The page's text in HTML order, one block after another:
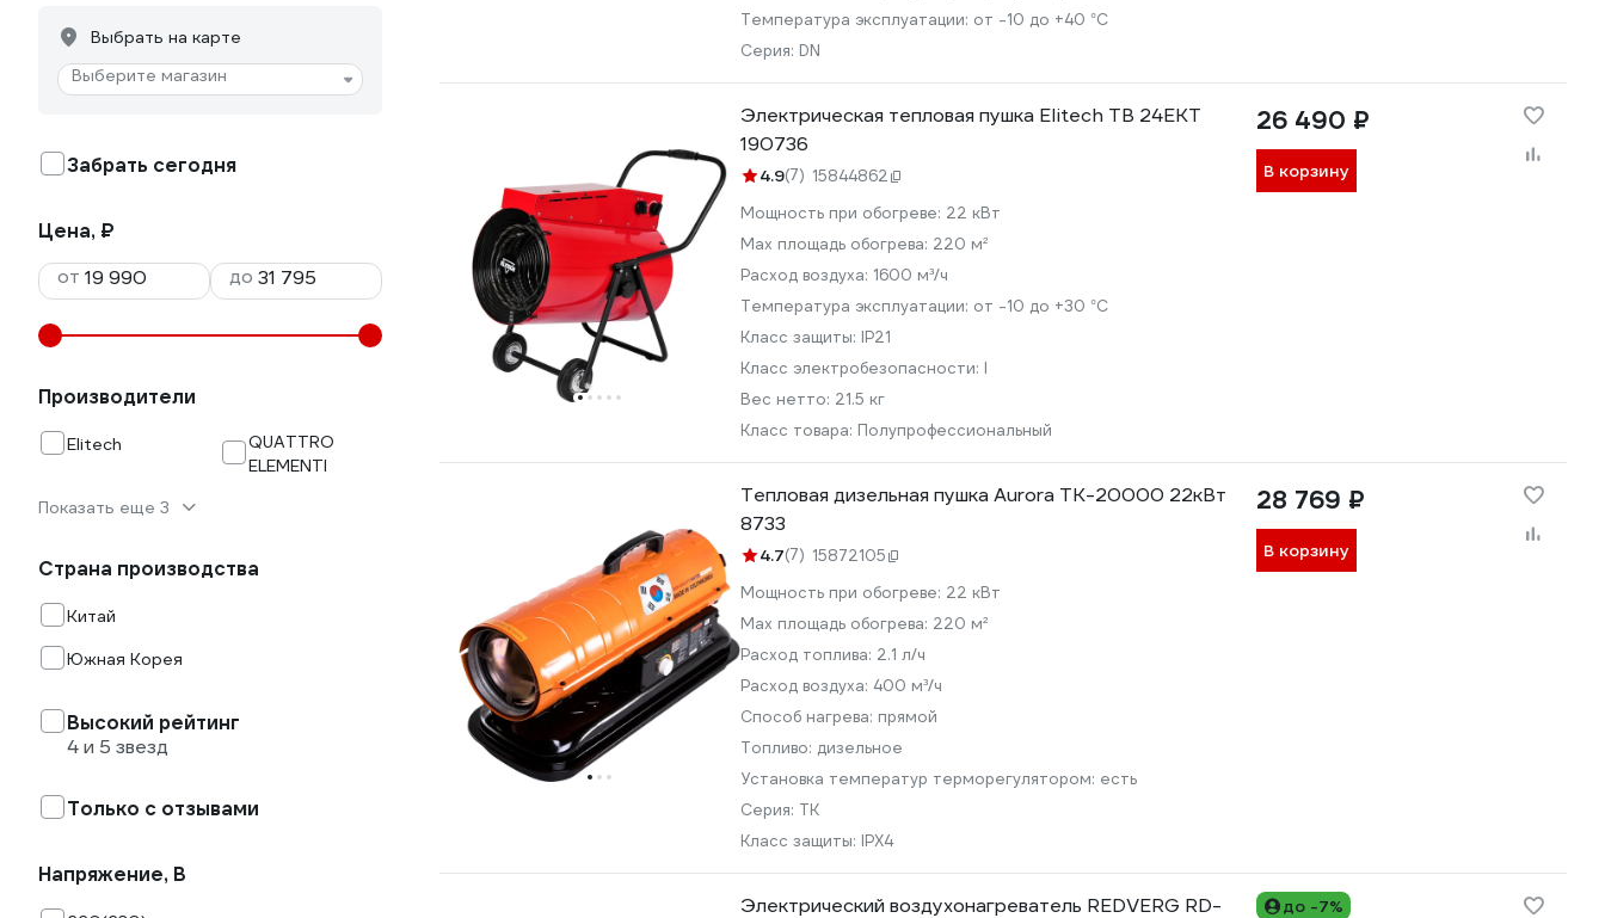
Выбрать на карте
Выберите магазин
Забрать сегодня
Цена, ₽
от
до
Производители
Elitech
QUATTRO
ELEMENTI
Показать еще 3
Страна производства
Китай
Южная Корея
Высокий рейтинг
4 и 5 звезд
Только с отзывами
Напряжение, В
Температура эксплуатации: от -10 до +40 °С
Серия: DN
Электрическая тепловая пушка Elitech ТВ 24ЕКТ
190736
4.9(7) 15844862
Мощность при обогреве: 22 кВт
Max площадь обогрева: 220 м²
Расход воздуха: 1600 м³/ч
Температура эксплуатации: от -10 до +30 °С
Класс защиты: IP21
Класс электробезопасности: I
Вес нетто: 21.5 кг
Класс товара: Полупрофессиональный
26 490 ₽
В корзину
Тепловая дизельная пушка Aurora ТК-20000 22кВт
8733
4.7(7) 15872105
Мощность при обогреве: 22 кВт
Max площадь обогрева: 220 м²
Расход топлива: 2.1 л/ч
Расход воздуха: 400 м³/ч
Способ нагрева: прямой
Топливо: дизельное
Установка температур терморегулятором: есть
Серия: ТК
Класс защиты: IPX4
28 769 ₽
В корзину
Электрический воздухонагреватель REDVERG RD-
до -7%